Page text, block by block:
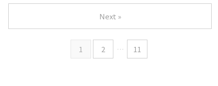
1 2 … 11
Next »